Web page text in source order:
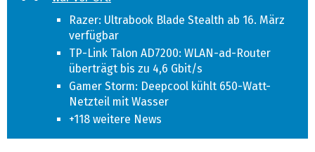
Razer: Ultrabook Blade Stealth ab 16. März
verfügbar
TP-Link Talon AD7200: WLAN-ad-Router
überträgt bis zu 4,6 Gbit/s
Gamer Storm: Deepcool kühlt 650-Watt-
Netzteil mit Wasser
+118 weitere News